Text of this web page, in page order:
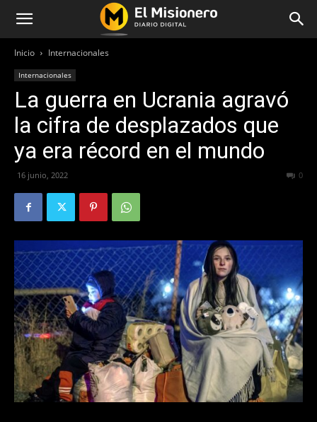
Inicio Internacionales
Internacionales
La guerra en Ucrania agravó
la cifra de desplazados que
ya era récord en el mundo
16 junio, 2022 0